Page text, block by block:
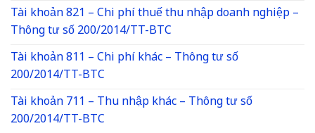
Tài khoản 821 – Chi phí thuế thu nhập doanh nghiệp –
Thông tư số 200/2014/TT-BTC
Tài khoản 811 – Chi phí khác – Thông tư số
200/2014/TT-BTC
Tài khoản 711 – Thu nhập khác – Thông tư số
200/2014/TT-BTC